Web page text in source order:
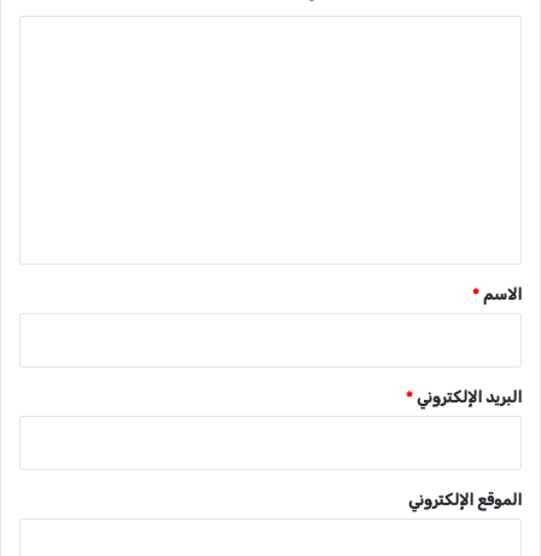
*الاسم *
البريد الإلكتروني *
الموقع الإلكتروني